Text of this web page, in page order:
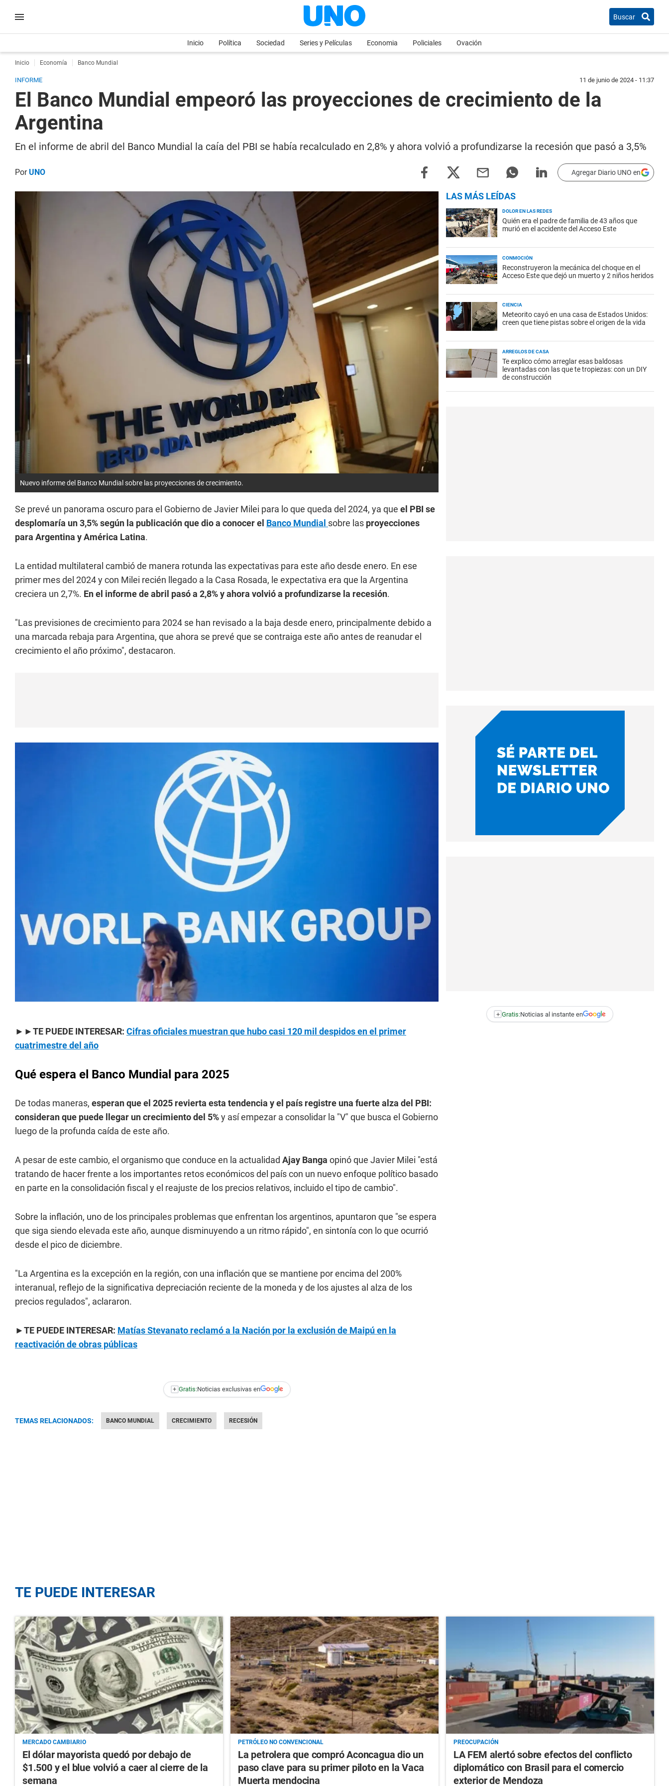
Buscar
Inicio Política Sociedad Series y Películas Economia Policiales Ovación
Inicio Economía Banco Mundial
INFORME 11 de junio de 2024 - 11:37
El Banco Mundial empeoró las proyecciones de crecimiento de la
Argentina
En el informe de abril del Banco Mundial la caía del PBI se había recalculado en 2,8% y ahora volvió a profundizarse la recesión que pasó a 3,5%
PorUNO Agregar Diario UNO en
Nuevo informe del Banco Mundial sobre las proyecciones de crecimiento.
Se prevé un panorama oscuro para el Gobierno de Javier Milei para lo que queda del 2024, ya que el PBI se
desplomaría un 3,5% según la publicación que dio a conocer el Banco Mundial sobre las proyecciones
para Argentina y América Latina.
La entidad multilateral cambió de manera rotunda las expectativas para este año desde enero. En ese
primer mes del 2024 y con Milei recién llegado a la Casa Rosada, le expectativa era que la Argentina
creciera un 2,7%. En el informe de abril pasó a 2,8% y ahora volvió a profundizarse la recesión.
"Las previsiones de crecimiento para 2024 se han revisado a la baja desde enero, principalmente debido a
una marcada rebaja para Argentina, que ahora se prevé que se contraiga este año antes de reanudar el
crecimiento el año próximo", destacaron.
►►TE PUEDE INTERESAR: Cifras oficiales muestran que hubo casi 120 mil despidos en el primer
cuatrimestre del año
Qué espera el Banco Mundial para 2025
De todas maneras, esperan que el 2025 revierta esta tendencia y el país registre una fuerte alza del PBI:
consideran que puede llegar un crecimiento del 5%y así empezar a consolidar la "V" que busca el Gobierno
luego de la profunda caída de este año.
A pesar de este cambio, el organismo que conduce en la actualidad Ajay Banga opinó que Javier Milei "está
tratando de hacer frente a los importantes retos económicos del país con un nuevo enfoque político basado
en parte en la consolidación fiscal y el reajuste de los precios relativos, incluido el tipo de cambio".
Sobre la inflación, uno de los principales problemas que enfrentan los argentinos, apuntaron que "se espera
que siga siendo elevada este año, aunque disminuyendo a un ritmo rápido", en sintonía con lo que ocurrió
desde el pico de diciembre.
"La Argentina es la excepción en la región, con una inflación que se mantiene por encima del 200%
interanual, reflejo de la significativa depreciación reciente de la moneda y de los ajustes al alza de los
precios regulados", aclararon.
►TE PUEDE INTERESAR: Matías Stevanato reclamó a la Nación por la exclusión de Maipú en la
reactivación de obras públicas
+ Gratis:Noticias exclusivas en
TEMAS RELACIONADOS: BANCO MUNDIAL CRECIMIENTO RECESIÓN
LAS MÁS LEÍDAS
DOLOR EN LAS REDES
Quién era el padre de familia de 43 años que
murió en el accidente del Acceso Este
CONMOCIÓN
Reconstruyeron la mecánica del choque en el
Acceso Este que dejó un muerto y 2 niños heridos
CIENCIA
Meteorito cayó en una casa de Estados Unidos:
creen que tiene pistas sobre el origen de la vida
ARREGLOS DE CASA
Te explico cómo arreglar esas baldosas
levantadas con las que te tropiezas: con un DIY
de construcción
+ Gratis:Noticias al instante en
TE PUEDE INTERESAR
MERCADO CAMBIARIO
El dólar mayorista quedó por debajo de
$1.500 y el blue volvió a caer al cierre de la
semana
PETRÓLEO NO CONVENCIONAL
La petrolera que compró Aconcagua dio un
paso clave para su primer piloto en la Vaca
Muerta mendocina
PREOCUPACIÓN
LA FEM alertó sobre efectos del conflicto
diplomático con Brasil para el comercio
exterior de Mendoza